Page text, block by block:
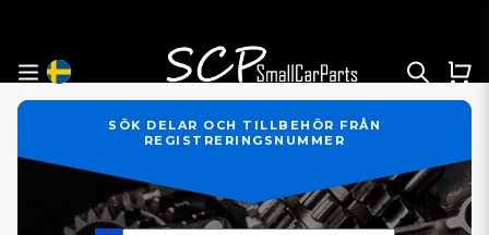
SÖK DELAR OCH TILLBEHÖR FRÅN
REGISTRERINGSNUMMER